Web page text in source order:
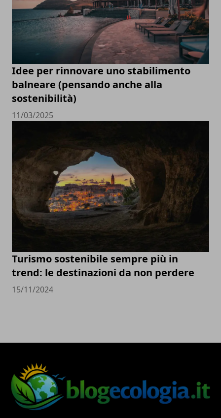
Idee per rinnovare uno stabilimento
balneare (pensando anche alla
sostenibilità)
11/03/2025
Turismo sostenibile sempre più in
trend: le destinazioni da non perdere
15/11/2024